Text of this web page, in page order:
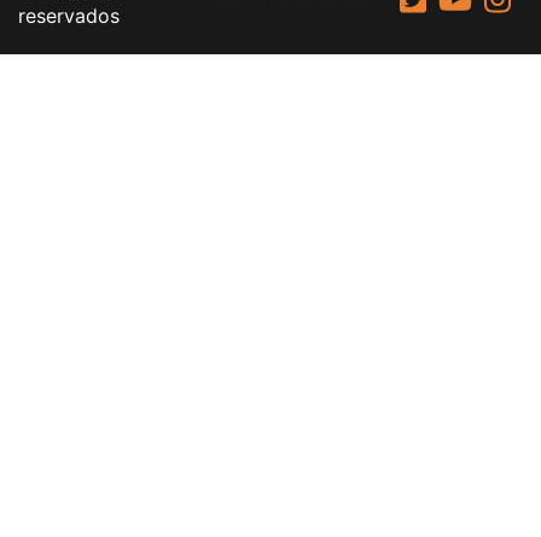
reservados